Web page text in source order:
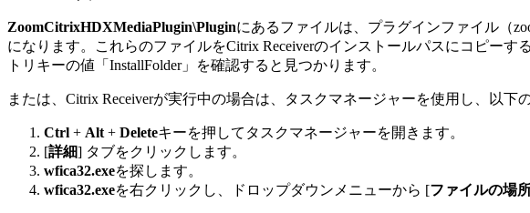
ZoomCitrixHDXMediaPlugin\Pluginにあるファイルは、プラグインファイル（
になります。これらのファイルをCitrix Receiverのインストールパスにコピー
トリキーの値「InstallFolder」を確認すると見つかります。
または、Citrix Receiverが実行中の場合は、タスクマネージャーを使用し、以下
Ctrl + Alt+ Deleteキーを押してタスクマネージャーを開きます。
[詳細] タブをクリックします。
wfica32.exeを探します。
wfica32.exeを右クリックし、ドロップダウンメニューから [ファイルの場